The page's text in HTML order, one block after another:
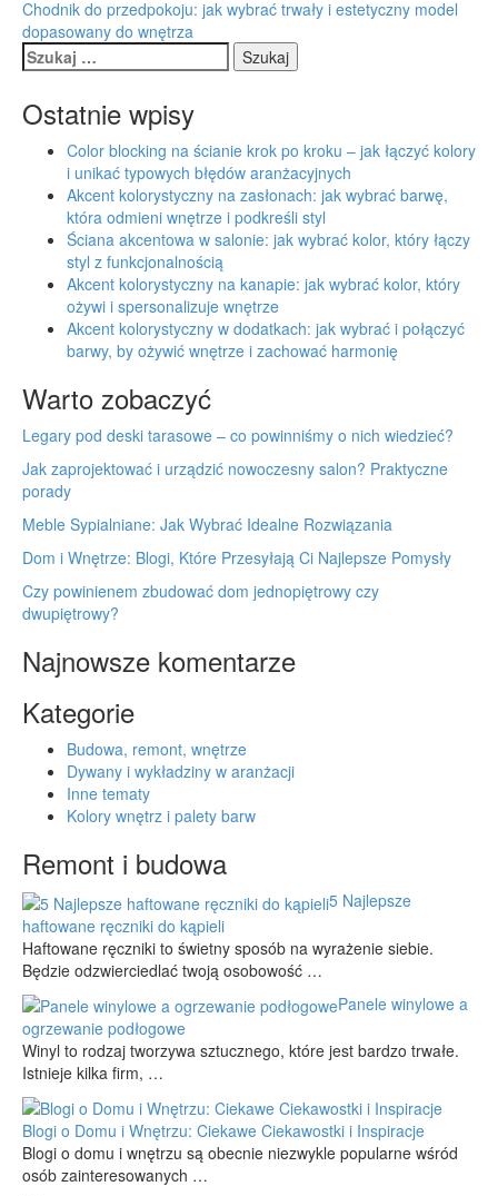
Chodnik do przedpokoju: jak wybrać trwały i estetyczny model
dopasowany do wnętrza
Szukaj:
Ostatnie wpisy
Color blocking na ścianie krok po kroku – jak łączyć kolory
i unikać typowych błędów aranżacyjnych
Akcent kolorystyczny na zasłonach: jak wybrać barwę,
która odmieni wnętrze i podkreśli styl
Ściana akcentowa w salonie: jak wybrać kolor, który łączy
styl z funkcjonalnością
Akcent kolorystyczny na kanapie: jak wybrać kolor, który
ożywi i spersonalizuje wnętrze
Akcent kolorystyczny w dodatkach: jak wybrać i połączyć
barwy, by ożywić wnętrze i zachować harmonię
Warto zobaczyć
Legary pod deski tarasowe – co powinniśmy o nich wiedzieć?
Jak zaprojektować i urządzić nowoczesny salon? Praktyczne
porady
Meble Sypialniane: Jak Wybrać Idealne Rozwiązania
Dom i Wnętrze: Blogi, Które Przesyłają Ci Najlepsze Pomysły
Czy powinienem zbudować dom jednopiętrowy czy
dwupiętrowy?
Najnowsze komentarze
Kategorie
Budowa, remont, wnętrze
Dywany i wykładziny w aranżacji
Inne tematy
Kolory wnętrz i palety barw
Remont i budowa
5 Najlepsze
haftowane ręczniki do kąpieli
Haftowane ręczniki to świetny sposób na wyrażenie siebie.
Będzie odzwierciedlać twoją osobowość …
Panele winylowe a
ogrzewanie podłogowe
Winyl to rodzaj tworzywa sztucznego, które jest bardzo trwałe.
Istnieje kilka firm, …
Blogi o Domu i Wnętrzu: Ciekawe Ciekawostki i Inspiracje
Blogi o domu i wnętrzu są obecnie niezwykle popularne wśród
osób zainteresowanych …